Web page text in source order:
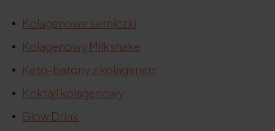
Kolagenowe serniczki
Kolagenowy Milkshake
Keto-batony z kolagenem
Koktajl kolagenowy
Glow Drink